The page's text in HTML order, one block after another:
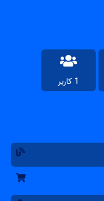
1 کاربر